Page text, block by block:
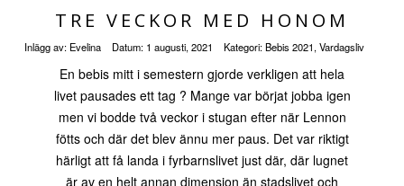
TRE VECKOR MED HONOM
Inlägg av: Evelina Datum: 1 augusti, 2021 Kategori:Bebis 2021, Vardagsliv
En bebis mitt i semestern gjorde verkligen att hela
livet pausades ett tag ? Mange var börjat jobba igen
men vi bodde två veckor i stugan efter när Lennon
fötts och där det blev ännu mer paus. Det var riktigt
härligt att få landa i fyrbarnslivet just där, där lugnet
är av en helt annan dimension än stadslivet och